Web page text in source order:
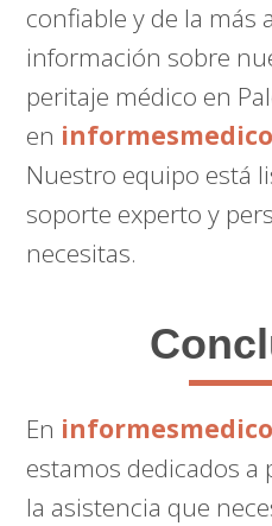
confiable y de la más
información sobre
peritaje médico en
en
Nuestro equipo está
soporte experto y
necesitas.
En
estamos dedicados
la asistencia que